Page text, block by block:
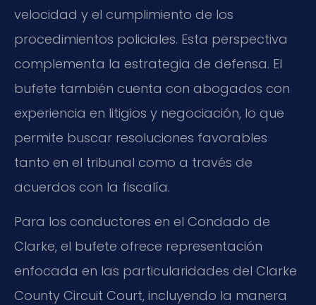
velocidad y el cumplimiento de los
procedimientos policiales. Esta perspectiva
complementa la estrategia de defensa. El
bufete también cuenta con abogados con
experiencia en litigios y negociación, lo que
permite buscar resoluciones favorables
tanto en el tribunal como a través de
acuerdos con la fiscalía.
Para los conductores en el Condado de
Clarke, el bufete ofrece representación
enfocada en las particularidades del Clarke
County Circuit Court, incluyendo la manera